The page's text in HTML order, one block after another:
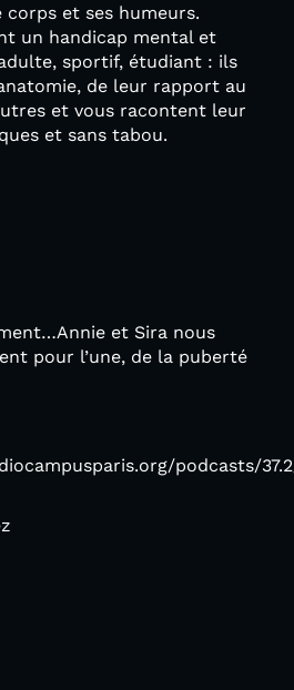
et ses humeurs.
un handicap mental et
sportif, étudiant : ils
de leur rapport au
et vous racontent leur
et sans tabou.
et Sira nous
pour l’une, de la puberté
podcasts/